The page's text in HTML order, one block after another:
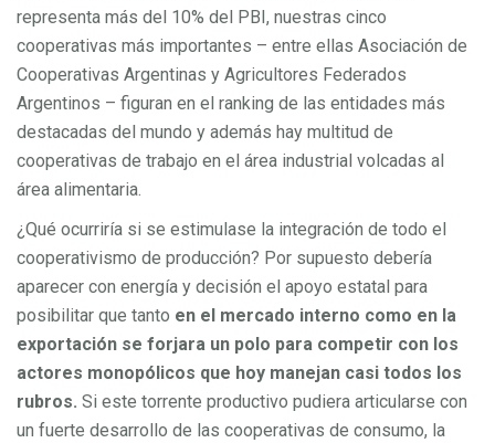
representa más del 10% del PBI, nuestras cinco
cooperativas más importantes – entre ellas Asociación de
Cooperativas Argentinas y Agricultores Federados
Argentinos – figuran en el ranking de las entidades más
destacadas del mundo y además hay multitud de
cooperativas de trabajo en el área industrial volcadas al
área alimentaria.
¿Qué ocurriría si se estimulase la integración de todo el
cooperativismo de producción? Por supuesto debería
aparecer con energía y decisión el apoyo estatal para
posibilitar que tanto en el mercado interno como en la
exportación se forjara un polo para competir con los
actores monopólicos que hoy manejan casi todos los
rubros. Si este torrente productivo pudiera articularse con
un fuerte desarrollo de las cooperativas de consumo, la